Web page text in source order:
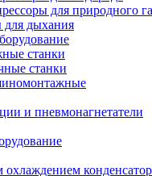
для природного
для дыхания
станки
станки
и пневмонагнетатели